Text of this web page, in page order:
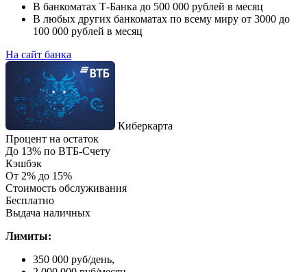
В банкоматах Т-Банка до 500 000 рублей в месяц
В любых других банкоматах по всему миру от 3000 до
100 000 рублей в месяц
На сайт банка
Киберкарта
Процент на остаток
До 13% по ВТБ-Счету
Кэшбэк
От 2% до 15%
Стоимость обслуживания
Бесплатно
Выдача наличных
Лимиты:
350 000 руб/день,